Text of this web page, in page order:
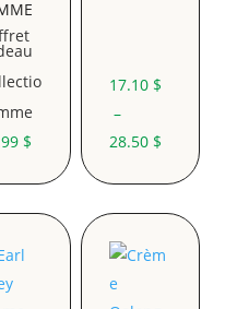
$
17.10 $
–
28.50 $Plage
17.10 $
à